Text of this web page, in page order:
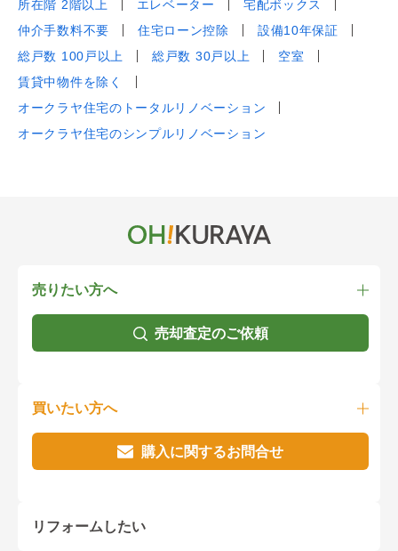
所在階 2階以上
エレベーター
宅配ボックス
仲介手数料不要
住宅ローン控除
設備10年保証
総戸数 100戸以上
総戸数 30戸以上
空室
賃貸中物件を除く
オークラヤ住宅のトータルリノベーション
オークラヤ住宅のシンプルリノベーション
売りたい方へ
売却査定のご依頼
買いたい方へ
購入に関するお問合せ
リフォームしたい